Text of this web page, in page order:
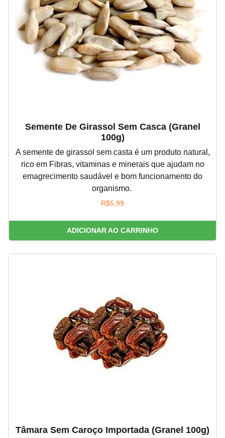
Semente De Girassol Sem Casca (granel
100g)
A semente de girassol sem casta é um produto natural,
rico em Fibras, vitaminas e minerais que ajudam no
emagrecimento saudável e bom funcionamento do
organismo.
R$5,99
ADICIONAR AO CARRINHO
Tâmara Sem Caroço Importada (granel 100g)